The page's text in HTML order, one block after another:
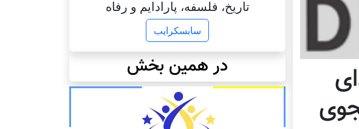
تاریخ، فلسفه، پارادایم و رفاه
سابسکرایب
در همین بخش